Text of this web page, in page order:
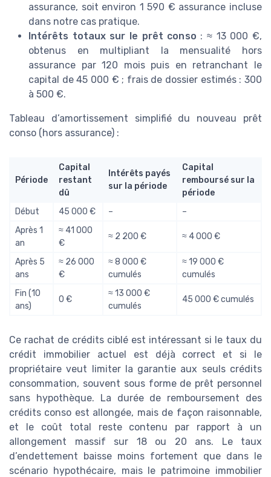
assurance, soit environ 1 590 € assurance incluse
dans notre cas pratique.
Intérêts totaux sur le prêt conso : ≈ 13 000 €,
obtenus en multipliant la mensualité hors
assurance par 120 mois puis en retranchant le
capital de 45 000 € ; frais de dossier estimés : 300
à 500 €.
Tableau d’amortissement simplifié du nouveau prêt
conso (hors assurance) :
Période
Capital
restant
dû
Intérêts payés
sur la période
Capital
remboursé sur la
période
Début
45 000 € –
–
Après 1
an
≈ 41 000
€
≈ 2 200 € ≈ 4 000 €
Après 5
ans
≈ 26 000
€
≈ 8 000 €
cumulés
≈ 19 000 €
cumulés
Fin (10
ans)
0 €
≈ 13 000 €
cumulés
45 000 € cumulés
Ce rachat de crédits ciblé est intéressant si le taux du
crédit immobilier actuel est déjà correct et si le
propriétaire veut limiter la garantie aux seuls crédits
consommation, souvent sous forme de prêt personnel
sans hypothèque. La durée de remboursement des
crédits conso est allongée, mais de façon raisonnable,
et le coût total reste contenu par rapport à un
allongement massif sur 18 ou 20 ans. Le taux
d’endettement baisse moins fortement que dans le
scénario hypothécaire, mais le patrimoine immobilier